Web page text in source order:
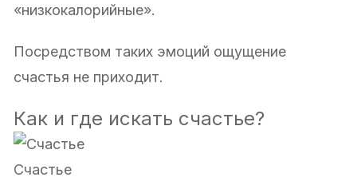
«низкокалорийные».
Посредством таких эмоций ощущение
счастья не приходит.
Как и где искать счастье?
Счастье